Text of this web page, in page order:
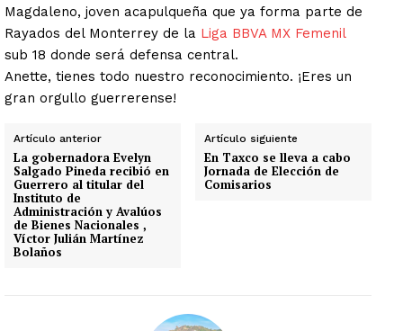
Magdaleno, joven acapulqueña que ya forma parte de
Rayados del Monterrey de la Liga BBVA MX Femenil
sub 18 donde será defensa central.
Anette, tienes todo nuestro reconocimiento. ¡Eres un
gran orgullo guerrerense!
Artículo anterior
La gobernadora Evelyn
Salgado Pineda recibió en
Guerrero al titular del
Instituto de
Administración y Avalúos
de Bienes Nacionales ,
Víctor Julián Martínez
Bolaños
Artículo siguiente
En Taxco se lleva a cabo
Jornada de Elección de
Comisarios